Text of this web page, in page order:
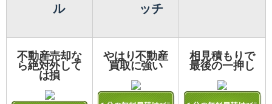
ル
ッチ
不動産売却な
ら絶対外して
は損
やはり不動産
買取に強い
相見積もりで
最後の一押し